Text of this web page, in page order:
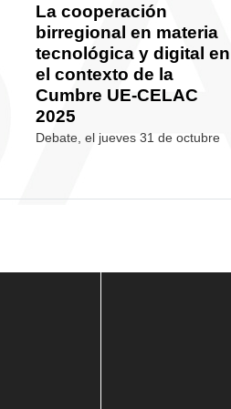
La cooperación
birregional en materia
tecnológica y digital en
el contexto de la
Cumbre UE-CELAC
2025
Debate, el jueves 31 de octubre